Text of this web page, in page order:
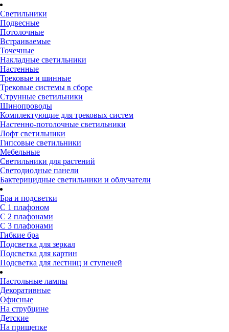
Светильники
Подвесные
Потолочные
Встраиваемые
Точечные
Накладные светильники
Настенные
Трековые и шинные
Трековые системы в сборе
Струнные светильники
Шинопроводы
Комплектующие для трековых систем
Настенно-потолочные светильники
Лофт светильники
Гипсовые светильники
Мебельные
Светильники для растений
Светодиодные панели
Бактерицидные светильники и облучатели
Бра и подсветки
С 1 плафоном
С 2 плафонами
С 3 плафонами
Гибкие бра
Подсветка для зеркал
Подсветка для картин
Подсветка для лестниц и ступеней
Настольные лампы
Декоративные
Офисные
На струбцине
Детские
На прищепке